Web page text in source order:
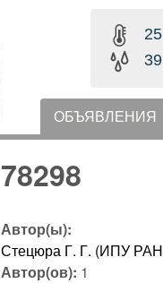
ОБЪЯВЛЕНИЯ
78298
Автор(ы):
Стецюра Г. Г. (ИПУ
Автор(ов): 1